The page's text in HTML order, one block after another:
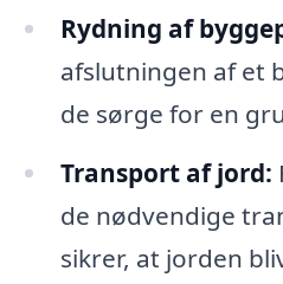
Rydning af
afslutningen af et
de sørge for en
Transport af jord:
de nødvendige
sikrer, at jorden